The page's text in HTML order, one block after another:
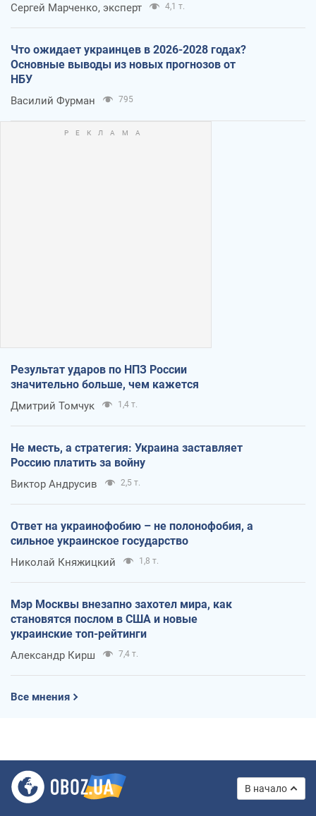
Сергей Марченко, эксперт 4,1 т.
Что ожидает украинцев в 2026-2028 годах?
Основные выводы из новых прогнозов от
НБУ
Василий Фурман 795
Результат ударов по НПЗ России
значительно больше, чем кажется
Дмитрий Томчук 1,4 т.
Не месть, а стратегия: Украина заставляет
Россию платить за войну
Виктор Андрусив 2,5 т.
Ответ на украинофобию – не полонофобия, а
сильное украинское государство
Николай Княжицкий 1,8 т.
Мэр Москвы внезапно захотел мира, как
становятся послом в США и новые
украинские топ-рейтинги
Александр Кирш 7,4 т.
Все мнения
В начало